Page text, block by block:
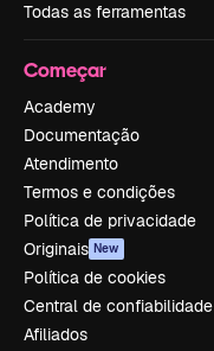
Todas as ferramentas
Começar
Academy
Documentação
Atendimento
Termos e condições
Política de privacidade
Originais New
Política de cookies
Central de confiabilidade
Afiliados